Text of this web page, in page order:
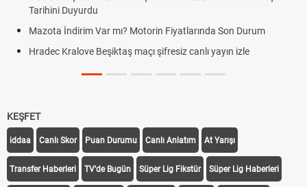
Duyurdu
İndirim Var mı? Motorin Fiyatlarında Son Durum
Kralove Beşiktaş maçı şifresiz canlı yayın izle
KEŞFET
iddaa Canlı Skor Puan Durumu Canlı Anlatım At Yarışı